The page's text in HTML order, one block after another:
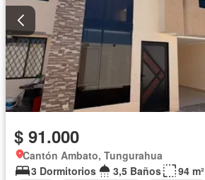
$ 91.000
Cantón Ambato, Tungurahua
3 Dormitorios
3,5 Baños
94 m²